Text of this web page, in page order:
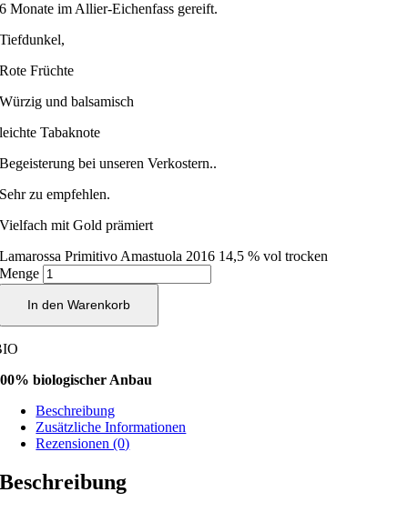
6 Monate im Allier-Eichenfass gereift.
Tiefdunkel,
Rote Früchte
Würzig und balsamisch
leichte Tabaknote
Begeisterung bei unseren Verkostern..
Sehr zu empfehlen.
Vielfach mit Gold prämiert
Lamarossa Primitivo Amastuola 2016 14,5 % vol trocken
Menge
In den Warenkorb
biologischer Anbau
Beschreibung
Zusätzliche Informationen
Rezensionen (0)
Beschreibung